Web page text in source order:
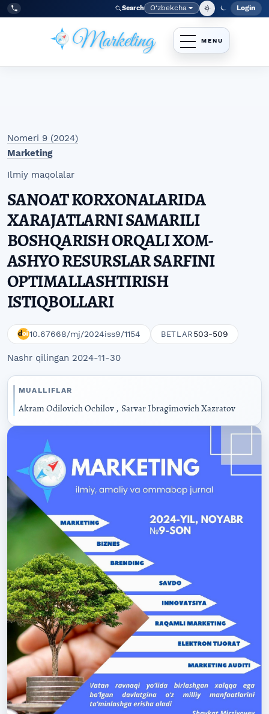
Skip to main navigation menu
Skip to main content
Skip to site footer
Tel:
+998977838464 Search Language
O‘zbekcha Login
Nomeri 9 (2024)
Marketing
Ilmiy maqolalar
SANOAT KORXONALARIDA
XARAJATLARNI SAMARILI
BOSHQARISH ORQALI XOM-
ASHYO RESURSLAR SARFINI
OPTIMALLASHTIRISH
ISTIQBOLLARI
10.67668/mj/2024iss9/1154 BETLAR 503-509
Nashr qilingan 2024-11-30
MUALLIFLAR
Akram Odilovich Ochilov, Sarvar Ibragimovich Xazratov